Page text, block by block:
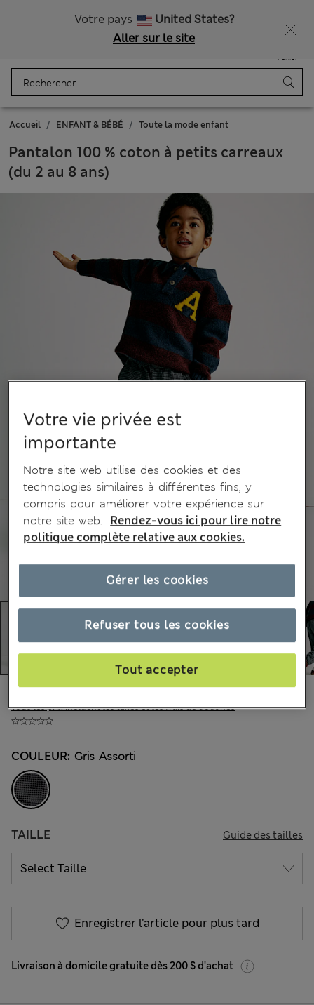
Votre pays
United States?
Aller sur le site
Panier
Accueil ENFANT & BÉBÉ Toute la mode enfant
Pantalon 100 % coton à petits carreaux
(du 2 au 8 ans)
CA$39,99
Tous les prix incluent les taxes et les frais de douanes
COULEUR: Gris Assorti
TAILLE Guide des tailles
Enregistrer l’article pour plus tard
Livraison à domicile gratuite dès 200 $ d'achat
Votre vie privée est
importante
Notre site web utilise des cookies et des
technologies similaires à différentes fins, y
compris pour améliorer votre expérience sur
notre site web.
Rendez-vous ici pour lire notre
politique complète relative aux cookies.
Refuser tous les cookies
Tout accepter
Gérer les cookies